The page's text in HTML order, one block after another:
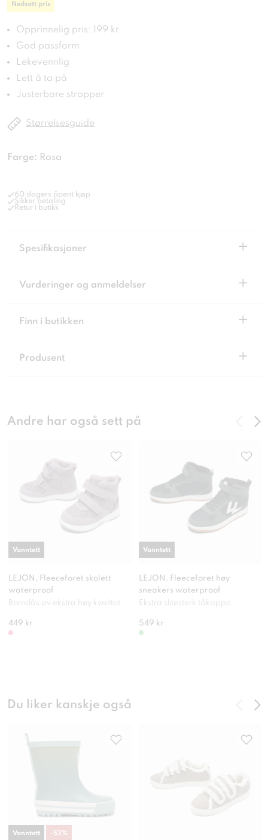
Nedsatt pris
Opprinnelig pris: 199 kr
God passform
Lekevennlig
Lett å ta på
Justerbare stropper
Størrelsesguide
Farge: Rosa
60 dagers åpent kjøp
Sikker betaling
Retur i butikk
Spesifikasjoner +
Vurderinger og anmeldelser +
Finn i butikken +
Produsent +
Andre har også sett på
LEJON, Fleeceforet skolett
waterproof
Borrelås av ekstra høy kvalitet
449 kr
Vanntett
LEJON, Fleeceforet høy
sneakers waterproof
Ekstra slitesterk tåkappe
549 kr
Vanntett
Du liker kanskje også
Vanntett -53%